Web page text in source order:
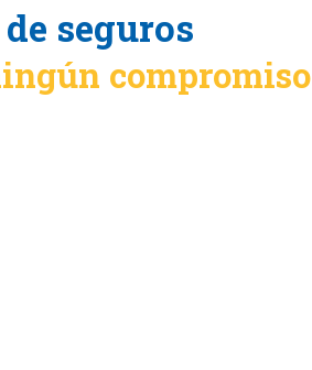
seguros
compromiso